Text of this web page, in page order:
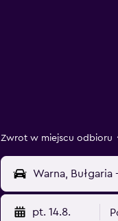
Zwrot w miejscu odbioru
pt. 14.8.